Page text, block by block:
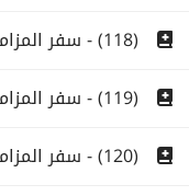
(118) - سفر المزامير الاصحاح المئة والثامن عشر
(119) - سفر المزامير الاصحاح المئة والتاسع عشر
(120) - سفر المزامير الاصحاح المئة والعشرون